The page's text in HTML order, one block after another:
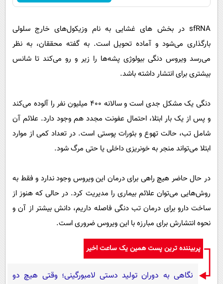
sfRNA در بخش های غشایی به نام وزیکول‌های خارج سلولی
بارگذاری می‌شود و آماده تحویل است. به گفته محققان، به نظر
می‌رسد ویروس دنگی بیولوژی پشه‌ها را زیر و رو می‌کند تا شانس
بیشتری برای انتشار داشته باشد.
دنگی یک مشکل جدی است و سالانه ۴۰۰ میلیون نفر را آلوده می‌کند
و پس از یک بار ابتلا، احتمال عفونت مجدد هم وجود دارد. علائم آن
شامل تب، حالت تهوع و بثورات پوستی است. در تعداد کمی از موارد
ابتلا می‌تواند منجر به خونریزی داخلی یا حتی مرگ شود.
در حال حاضر هیچ راهی برای درمان این ویروس وجود ندارد و فقط به
روش‌هایی می‌توان علائم بیماری را مدیریت کرد. در حالی که هنوز از
ساخت دارو برای درمان تب دنگی فاصله داریم، دانش بیشتر از آن و
نحوه انتشارش برای مبارزه با این ویروس ضروری است.
پربیننده ترین پست همین یک ساعت اخیر
نگاهی به دوران تولید دستی لامبورگینی؛ وقتی هیچ دو